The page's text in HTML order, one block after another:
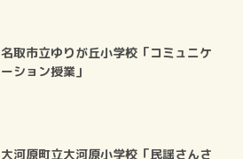
名取市立ゆりが丘小学校「コミュニケ
ーション授業」
大河原町立大河原小学校「民謡さんさ